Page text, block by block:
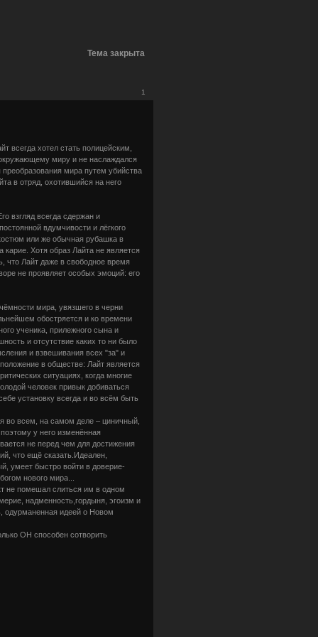
Тема закрыта
1
всегда хотел стать полицейским,
миру и не наслаждался
мира путем убийства
в отряд, охотившийся на него
взгляд всегда сдержан и
вдумчивости и лёгкого
или же обычная рубашка в
Хотя образ Лайта не является
что Лайт даже в свободное время
не проявляет особых эмоций: его
мира, увязшего в черни
обостряется и ко времени
ученика, прилежного сына и
и отсутствие каких то ни было
и взвешивания всех "за" и
в обществе: Лайт является
ситуациях, когда многие
человек привык добиваться
установку всегда и во всём быть
во всем, на самом деле – циничный,
у него изменённая
не перед чем для достижения
что ещё сказать.Идеален,
умеет быстро войти в доверие-
нового мира...
не помешал слиться им в одном
надменность,гордыня, эгоизм и
одурманенная идеей о Новом
ОН способен сотворить